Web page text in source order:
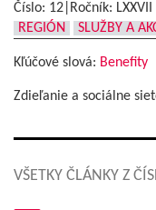
Číslo: 12|Ročník:
REGIÓN
SLUŽBY A
Kľúčové slová: Benefity
Zdieľanie a sociálne
VŠETKY ČLÁNKY Z